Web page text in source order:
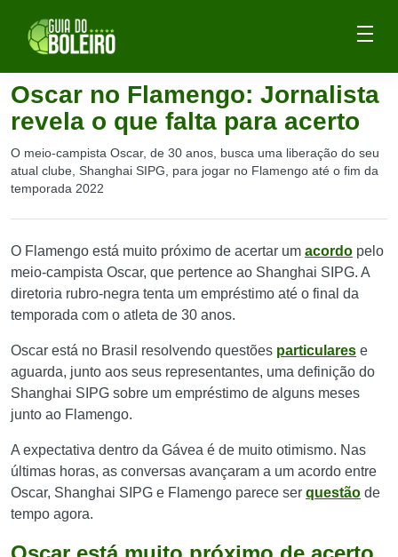
Oscar no Flamengo: Jornalista
revela o que falta para acerto
O meio-campista Oscar, de 30 anos, busca uma liberação do seu
atual clube, Shanghai SIPG, para jogar no Flamengo até o fim da
temporada 2022
O Flamengo está muito próximo de acertar um acordo pelo
meio-campista Oscar, que pertence ao Shanghai SIPG. A
diretoria rubro-negra tenta um empréstimo até o final da
temporada com o atleta de 30 anos.
Oscar está no Brasil resolvendo questões particulares e
aguarda, junto aos seus representantes, uma definição do
Shanghai SIPG sobre um empréstimo de alguns meses
junto ao Flamengo.
A expectativa dentro da Gávea é de muito otimismo. Nas
últimas horas, as conversas avançaram a um acordo entre
Oscar, Shanghai SIPG e Flamengo parece ser questão de
tempo agora.